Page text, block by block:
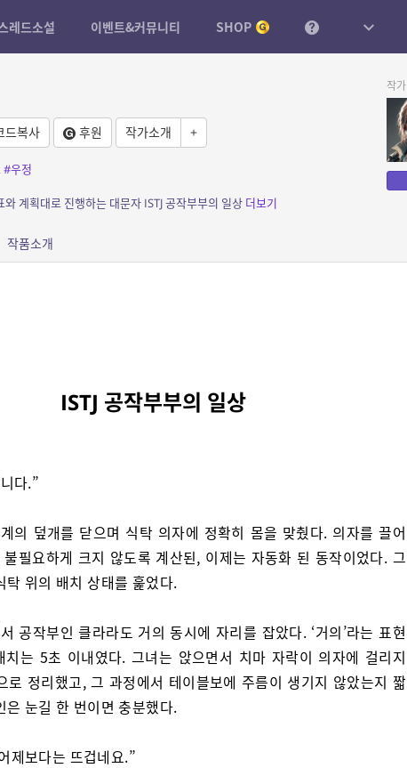
레드소설 이벤트&커뮤니티 SHOP
드복사 후원 작가소개 +
#우정
계획대로 진행하는 대문자 ISTJ 공작부부의 일상 더보기
작가
작품소개
ISTJ 공작부부의 일상
다.”
의 덮개를 닫으며 식탁 의자에 정확히 몸을 맞췄다. 의자를 끌어
필요하게 크지 않도록 계산된, 이제는 자동화 된 동작이었다. 그
탁 위의 배치 상태를 훑었다.
공작부인 클라라도 거의 동시에 자리를 잡았다. ‘거의’라는 표현
치는 5초 이내였다. 그녀는 앉으면서 치마 자락이 의자에 걸리지
로 정리했고, 그 과정에서 테이블보에 주름이 생기지 않았는지 짧
은 눈길 한 번이면 충분했다.
제보다는 뜨겁네요.”